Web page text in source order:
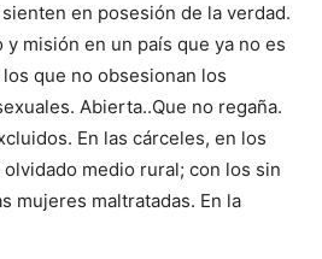
en posesión de la verdad.
y misión en un país que ya no es
que no obsesionan los
Abierta..Que no regaña.
En las cárceles, en los
medio rural; con los sin
mujeres maltratadas. En la